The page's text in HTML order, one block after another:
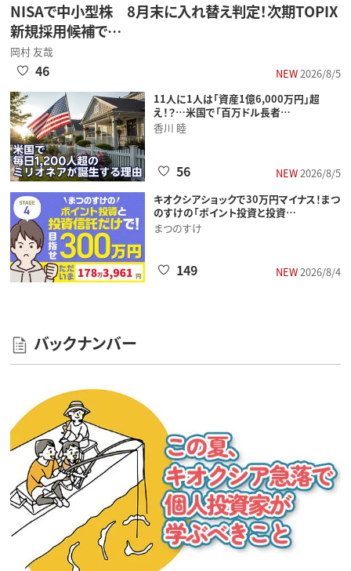
NISAで中小型株 8月末に入れ替え判定！次期TOPIX
新規採用候補で…
岡村 友哉
NEW2026/8/5
46
11人に1人は「資産1億6,000万円」超
え！？…米国で「百万ドル長者…
香川 睦
NEW2026/8/5
56
キオクシアショックで30万円マイナス！まつ
のすけの「ポイント投資と投資…
まつのすけ
NEW2026/8/4
149
バックナンバー